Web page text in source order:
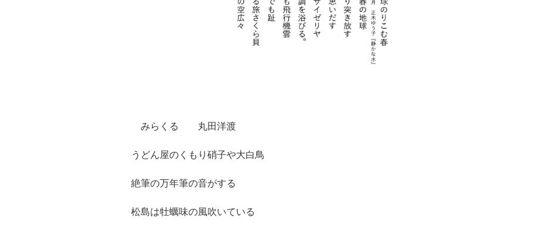
みらくる 丸田洋渡
うどん屋のくもり硝子や大白鳥
絶筆の万年筆の音がする
松島は牡蠣味の風吹いている